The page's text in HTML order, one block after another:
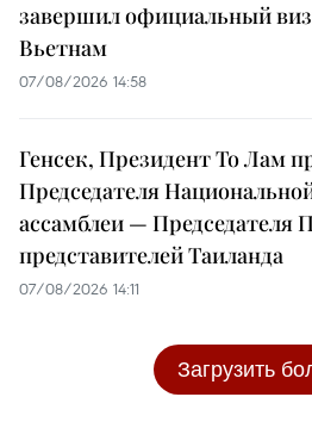
завершил официальный
Вьетнам
07/08/2026 14:58
Генсек, Президент То Лам
Председателя
ассамблеи — Председателя
представителей Таиланда
07/08/2026 14:11
Загрузить